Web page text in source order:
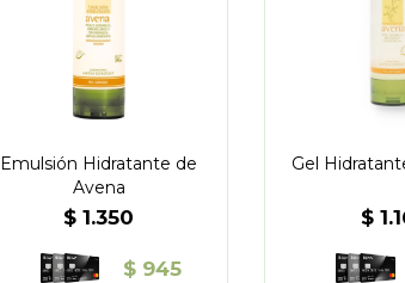
Emulsión Hidratante de
Avena
$ 1.350
$ 945
Gel
$